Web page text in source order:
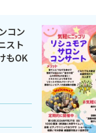
コン
スト
もOK